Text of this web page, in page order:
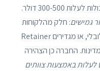
מרכזיים), ושעות יועצים מדרג ביניים יכולות לעלות 300-500 דולר.
גמישים: חלק מהלקוחות
מוסדיים רוכשים במרוכז בנק שעות גלובלי, או מגדירים Retainer
החברה כן הצהירה
באמצעות צוותים